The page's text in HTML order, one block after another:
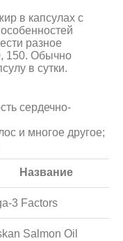
в капсулах с
разное
150. Обычно
в сутки.
сердечно-
и многое другое;
Название
3 Factors
Salmon Oil